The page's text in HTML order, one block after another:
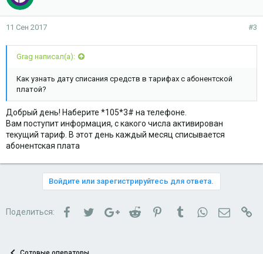
11 Сен 2017 #3
Grag написал(а):
Как узнать дату списания средств в тарифах с абонентской
платой?
Добрый день! Наберите *105*3# на телефоне.
Вам поступит информация, с какого числа активирован
текущий тариф. В этот день каждый месяц списывается
абонентская плата
Войдите или зарегистрируйтесь для ответа.
Поделиться: FacebookTwitterGoogle+Reddit PinterestTumblrWhatsApp